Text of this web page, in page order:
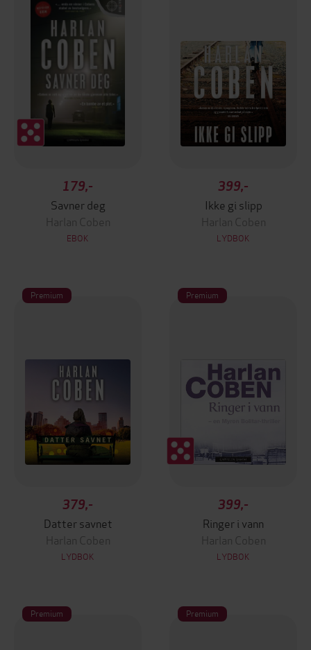
179,-
Savner deg
Harlan Coben
EBOK
399,-
Ikke gi slipp
Harlan Coben
LYDBOK
Premium
379,-
Datter savnet
Harlan Coben
LYDBOK
Premium
399,-
Ringer i vann
Harlan Coben
LYDBOK
Premium Premium